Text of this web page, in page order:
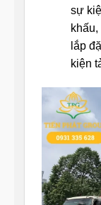
sự
lắp
kiện